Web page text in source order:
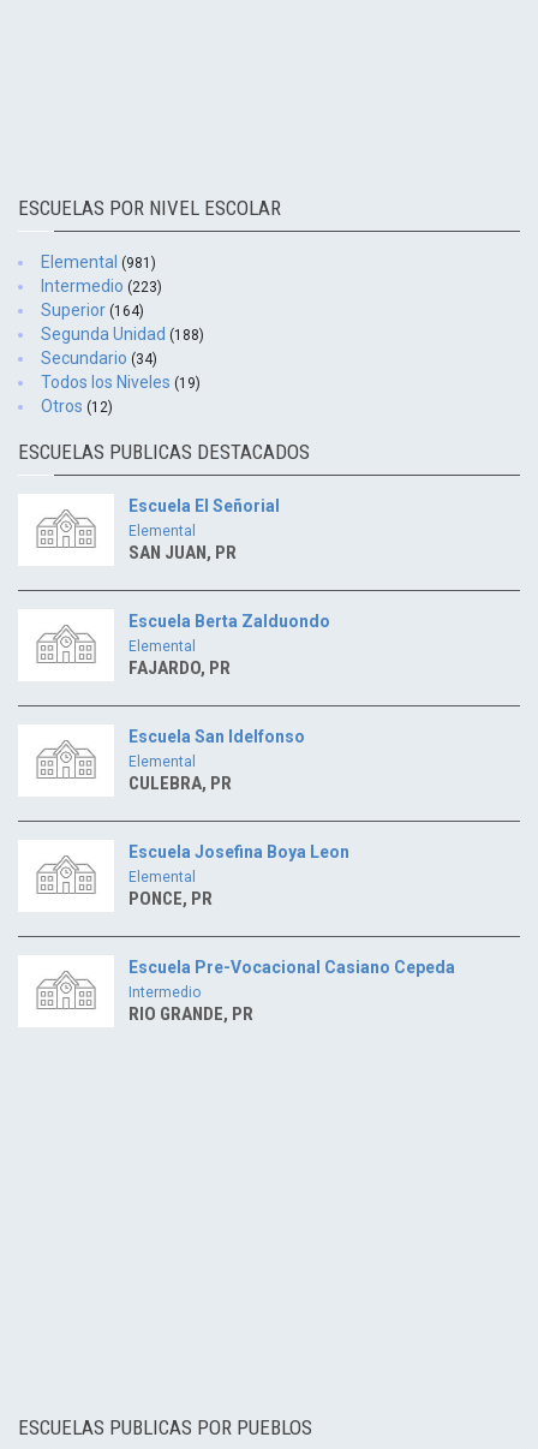
ESCUELAS POR NIVEL ESCOLAR
Elemental (981)
Intermedio (223)
Superior (164)
Segunda Unidad (188)
Secundario (34)
Todos los Niveles (19)
Otros (12)
ESCUELAS PUBLICAS DESTACADOS
Escuela El Señorial
Elemental
SAN JUAN, PR
Escuela Berta Zalduondo
Elemental
FAJARDO, PR
Escuela San Idelfonso
Elemental
CULEBRA, PR
Escuela Josefina Boya Leon
Elemental
PONCE, PR
Escuela Pre-Vocacional Casiano Cepeda
Intermedio
RIO GRANDE, PR
ESCUELAS PUBLICAS POR PUEBLOS